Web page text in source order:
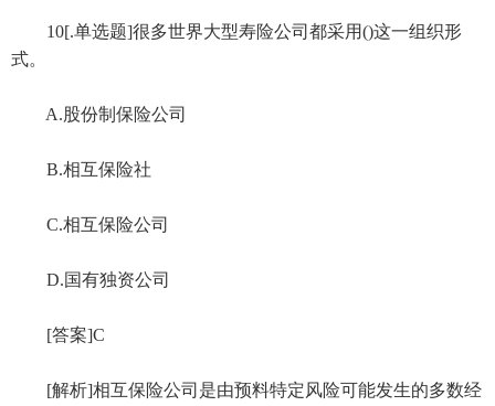
10[.单选题]很多世界大型寿险公司都采用()这一组织形
式。
A.股份制保险公司
B.相互保险社
C.相互保险公司
D.国有独资公司
[答案]C
[解析]相互保险公司是由预料特定风险可能发生的多数经